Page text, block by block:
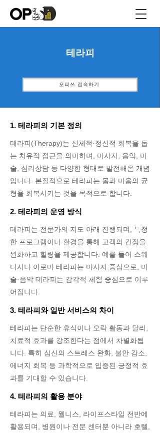
테라피
오피쓰 접속하기
1. 테라피의 기본 정의
테라피(Therapy)는 신체적·정신적 회복을 돕
는 치유적 접근을 의미하며, 마사지, 음악, 미
술, 심리상담 등 다양한 형태로 발전해온 개념
입니다. 본질적으로 테라피는 몸과 마음의 균
형을 회복시키는 것을 목적으로 합니다.
2. 테라피의 운영 방식
테라피는 전문가의 지도 아래 진행되며, 특정
한 프로그램이나 환경을 통해 고객의 긴장을
완화하고 힐링을 제공합니다. 예를 들어 스웨
디시나 아로마 테라피는 마사지 중심으로, 미
술·음악 테라피는 감각적 체험 중심으로 이루
어집니다.
3. 테라피와 일반 서비스의 차이
테라피는 단순한 휴식이나 오락 활동과 달리,
치료적 효과를 강조한다는 점에서 차별화됩
니다. 특히 심신의 스트레스 완화, 불안 감소,
에너지 회복 등 과학적으로 입증된 긍정적 효
과를 기대할 수 있습니다.
4. 테라피의 활용 분야
테라피는 의료, 웰니스, 라이프스타일 전반에
활용되며, 병원이나 전문 센터뿐 아니라 호텔,